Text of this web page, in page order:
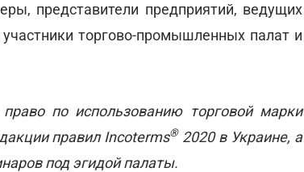
представители предприятий, ведущих
торгово-промышленных палат и
по использованию торговой марки
правил Incoterms®2020 в Украине, а
под эгидой палаты.